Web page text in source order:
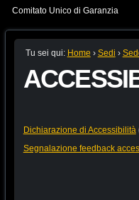
Comitato Unico di Garanzia
Tu sei qui: Home › Sedi ›
Dichiarazione di Accessibilità
Segnalazione feedback